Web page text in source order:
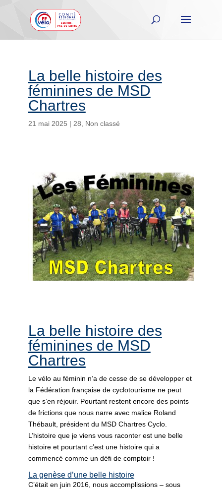
La belle histoire des
féminines de MSD
Chartres
21 mai 2025 | 28 Non classé
La belle histoire des
féminines de MSD
Chartres
Le vélo au féminin n’a de cesse de se développer et
la Fédération française de cyclotourisme ne peut
que s’en réjouir. Pourtant restent encore des points
de frictions que nous narre avec malice Roland
Thébault, président du MSD Chartres Cyclo.
L’histoire que je viens vous raconter est une belle
histoire et pourtant c’est une histoire qui a
commencé comme un défi de comptoir !
La genèse d’une belle histoire
C’était en juin 2016, nous accomplissions – sous